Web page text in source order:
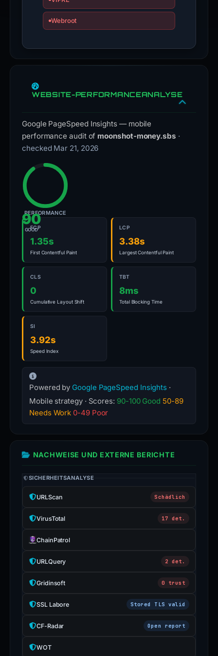
Webroot
WEBSITE-PERFORMANCEANALYSE
Google PageSpeed Insights — mobile
performance audit of moonshot-money.sbs ·
checked Mar 21, 2026
90
GOOD
PERFORMANCE
FCP
1.35s
First Contentful Paint
LCP
3.38s
Largest Contentful Paint
CLS
0
Cumulative Layout Shift
TBT
8ms
Total Blocking Time
SI
3.92s
Speed Index
Powered by Google PageSpeed Insights ·
Mobile strategy · Scores: 90-100 Good 50-89
Needs Work 0-49 Poor
NACHWEISE UND EXTERNE BERICHTE
SICHERHEITSANALYSE
URLScan Schädlich
VirusTotal 17 det.
ChainPatrol
URLQuery 2 det.
Gridinsoft 0 trust
SSL Labore Stored TLS valid
CF-Radar Open report
WOT